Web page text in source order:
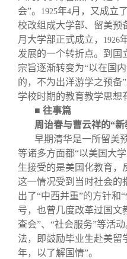
会”。
1925年4月，又成立
校改组成大学部、留美预
月大学部正式成立， 1926
发展的一个转折点。到国
宗旨逐渐转变为“以在国
的，不为出洋游学之预备
学校时期的教育教学思想
■ 往事篇
周诒春与曹云祥的“
早期清华是一所留美
等诸多方面都“以美国大
生接受的是美国化教育，
这一情况受到当时社会的
出了“中西并重”的方针和
号，也曾几度改革过国文
查会”、“社会服务”等活动
法，即鼓励毕业生赴美留
年，以了解国情”。